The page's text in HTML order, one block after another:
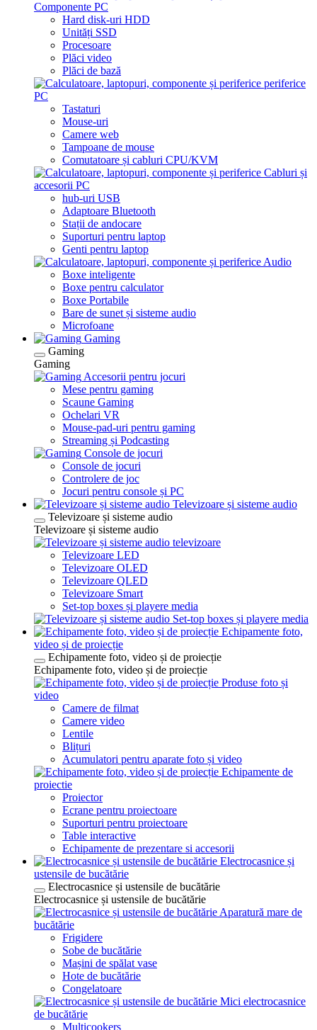
Componente PC
Hard disk-uri HDD
Unități SSD
Procesoare
Plăci video
Plăci de bază
periferice
PC
Tastaturi
Mouse-uri
Camere web
Tampoane de mouse
Comutatoare și cabluri CPU/KVM
Cabluri și
accesorii PC
hub-uri USB
Adaptoare Bluetooth
Stații de andocare
Suporturi pentru laptop
Genti pentru laptop
Audio
Boxe inteligente
Boxe pentru calculator
Boxe Portabile
Bare de sunet și sisteme audio
Microfoane
Gaming
Gaming
Gaming
Accesorii pentru jocuri
Mese pentru gaming
Scaune Gaming
Ochelari VR
Mouse-pad-uri pentru gaming
Streaming și Podcasting
Console de jocuri
Console de jocuri
Controlere de joc
Jocuri pentru console și PC
Televizoare și sisteme audio
Televizoare și sisteme audio
Televizoare și sisteme audio
televizoare
Televizoare LED
Televizoare OLED
Televizoare QLED
Televizoare Smart
Set-top boxes și playere media
Set-top boxes și playere media
Echipamente foto,
video și de proiecție
Echipamente foto, video și de proiecție
Echipamente foto, video și de proiecție
Produse foto și
video
Camere de filmat
Camere video
Lentile
Blițuri
Acumulatori pentru aparate foto și video
Echipamente de
proiectie
Proiector
Ecrane pentru proiectoare
Suporturi pentru proiectoare
Table interactive
Echipamente de prezentare si accesorii
Electrocasnice și
ustensile de bucătărie
Electrocasnice și ustensile de bucătărie
Electrocasnice și ustensile de bucătărie
Aparatură mare de
bucătărie
Frigidere
Sobe de bucătărie
Mașini de spălat vase
Hote de bucătărie
Congelatoare
Mici electrocasnice
de bucătărie
Multicookers